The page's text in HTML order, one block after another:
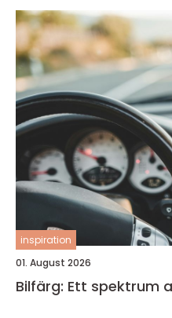
inspiration
01. August 2026
Bilfärg: Ett spektrum